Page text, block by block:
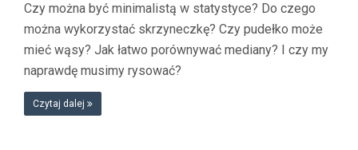
Czy można być minimalistą w statystyce? Do czego
można wykorzystać skrzyneczkę? Czy pudełko może
mieć wąsy? Jak łatwo porównywać mediany? I czy my
naprawdę musimy rysować?
Czytaj dalej